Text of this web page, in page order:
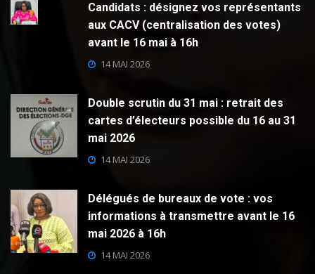
Candidats : désignez vos représentants
aux CACV (centralisation des votes)
avant le 16 mai à 16h
14 MAI 2026
Double scrutin du 31 mai : retrait des
cartes d’électeurs possible du 16 au 31
mai 2026
14 MAI 2026
Délégués de bureaux de vote : vos
informations à transmettre avant le 16
mai 2026 à 16h
14 MAI 2026